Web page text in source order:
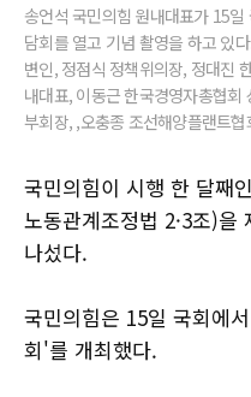
송언석 국민의힘 원내대표가 15
담회를 열고 기념 촬영을 하고 있
변인, 정점식 정책위의장, 정대진
내대표, 이동근 한국경영자총협
부회장, ,오충종 조선해양플랜트
국민의힘이 시행 한 달째
노동관계조정법 2·3조)을
나섰다.
국민의힘은 15일 국회에
회'를 개최했다.